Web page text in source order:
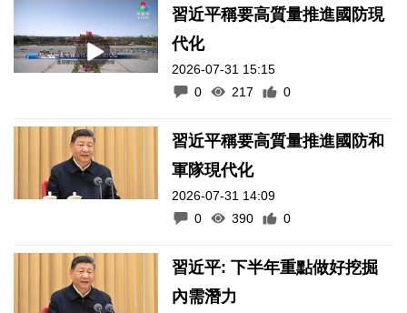
習近平稱要高質量推進國防現
代化
2026-07-31 15:15
0
217 0
習近平稱要高質量推進國防和
軍隊現代化
2026-07-31 14:09
0
390 0
習近平: 下半年重點做好挖掘
內需潛力